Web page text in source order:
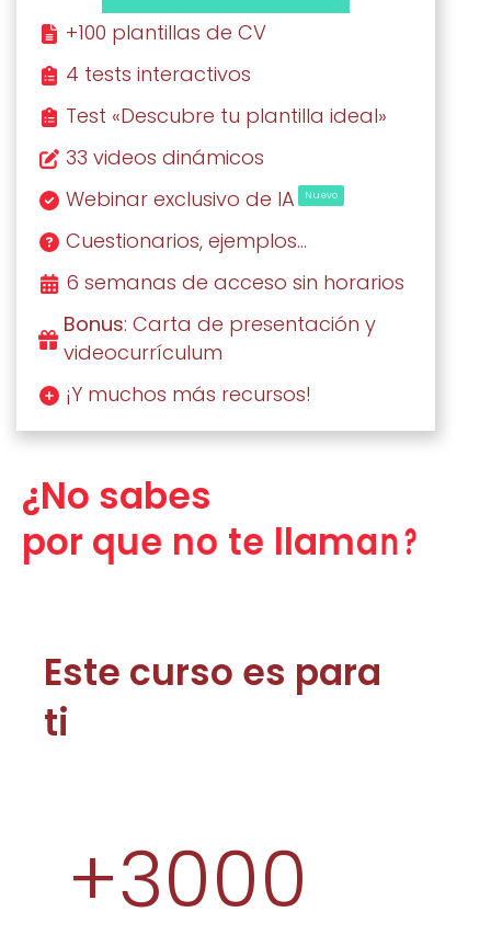
+100 plantillas de CV
4 tests interactivos
Test «Descubre tu plantilla ideal»
33 videos dinámicos
Webinar exclusivo de IA
Nuevo
Cuestionarios, ejemplos…
6 semanas de acceso sin horarios
Bonus: Carta de presentación y
videocurrículum
¡Y muchos más recursos!
¿No sabes
por que no te llaman?
Este curso es para
ti
+3000